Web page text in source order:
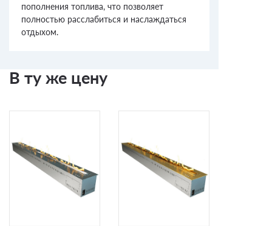
пополнения топлива, что позволяет
полностью расслабиться и наслаждаться
отдыхом.
В ту же цену